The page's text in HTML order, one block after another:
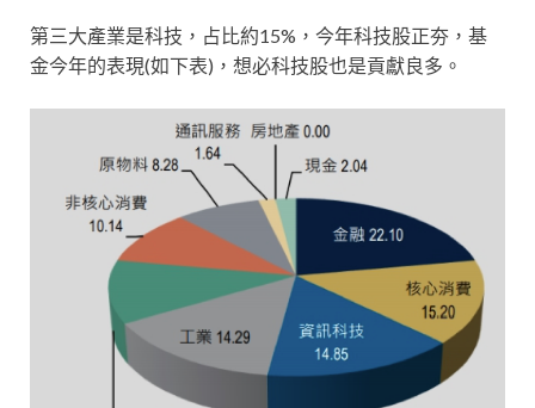
第三大產業是科技，占比約15%，今年科技股正夯，基
金今年的表現(如下表)，想必科技股也是貢獻良多。